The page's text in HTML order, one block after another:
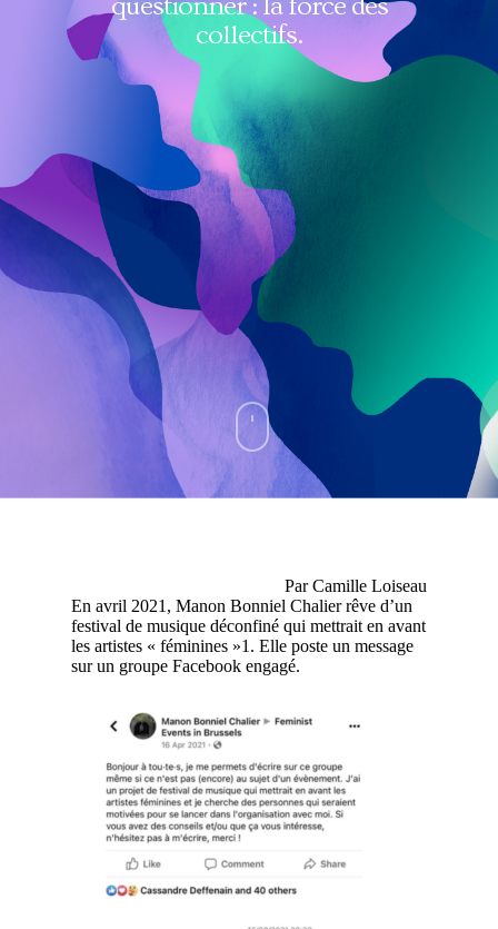
collectifs.
Par Camille Loiseau
En avril 2021, Manon Bonniel Chalier rêve d’un
festival de musique déconfiné qui mettrait en avant
les artistes « féminines »1 . Elle poste un message
sur un groupe Facebook engagé.